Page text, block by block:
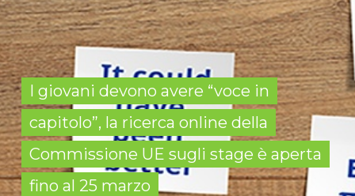
I giovani devono avere “voce in
capitolo”, la ricerca online della
Commissione UE sugli stage è aperta
fino al 25 marzo